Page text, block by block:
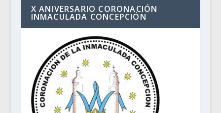
X ANIVERSARIO CORONACIÓN
INMACULADA CONCEPCIÓN